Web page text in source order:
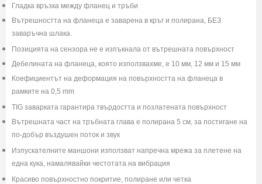
Гладка връзка между фланец и тръби
Вътрешността на фланеца е заварена в кръг и полирана, БЕЗ
заваръчна шлака.
Позицията на сензора не е изпъкнала от вътрешната повърхност
Дебелината на фланеца, която използвахме, е 10 мм, 12 мм и 15 мм
Коефициентът на деформация на повърхността на фланеца в
рамките на 0,5 mm
TIG заварката гарантира твърдостта и позлатената повърхност
Вътрешната част на тръбната глава е полирана 5 см, за постигане на
по-добър въздушен поток и звук
Изпускателните маншони използват напречна мрежа за плетене на
една кука, намалявайки честотата на вибрация
Красиво повърхностно покритие, полиране или четка